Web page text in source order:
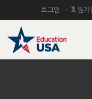
로그인 회원가